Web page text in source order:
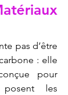
pas d’être
: elle
pour
les